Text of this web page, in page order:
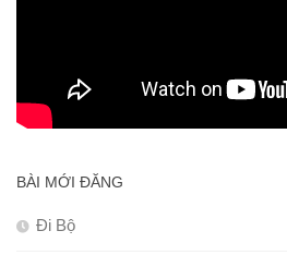
BÀI MỚI ĐĂNG
Đi Bộ